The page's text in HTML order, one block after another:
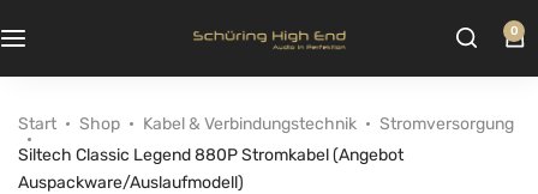
0
Start Shop Kabel & Verbindungstechnik
Stromversorgung
Siltech Classic Legend 880P Stromkabel (Angebot
Auspackware/Auslaufmodell)